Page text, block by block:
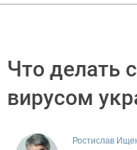
Что делать
вирусом
Ростислав